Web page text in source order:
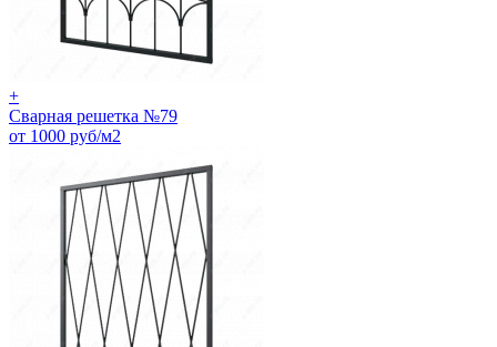
+
Сварная решетка №79
от 1000 руб/м2